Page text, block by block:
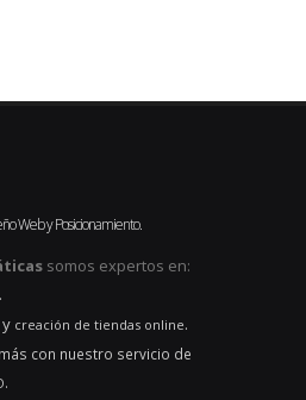
Web y Posicionamiento.
somos expertos en:
.
y creación de tiendas online.
con nuestro servicio de
.